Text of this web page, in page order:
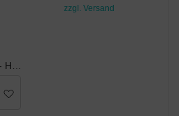
zzgl. Versand